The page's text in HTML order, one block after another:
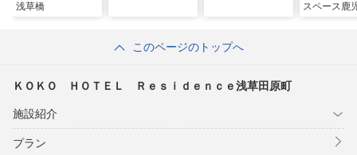
浅草橋
スペース鹿
このページのトップへ
ＫＯＫＯ ＨＯＴＥＬ Ｒｅｓｉｄｅｎｃｅ浅草田原町
施設紹介
プラン